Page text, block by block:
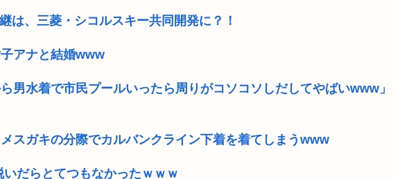
は、三菱・シコルスキー共同開発に？！
アナと結婚www
男水着で市民プールいったら周りがコソコソしだしてやばいwww」
メスガキの分際でカルバンクライン下着を着てしまうwww
いだらとてつもなかったｗｗｗ